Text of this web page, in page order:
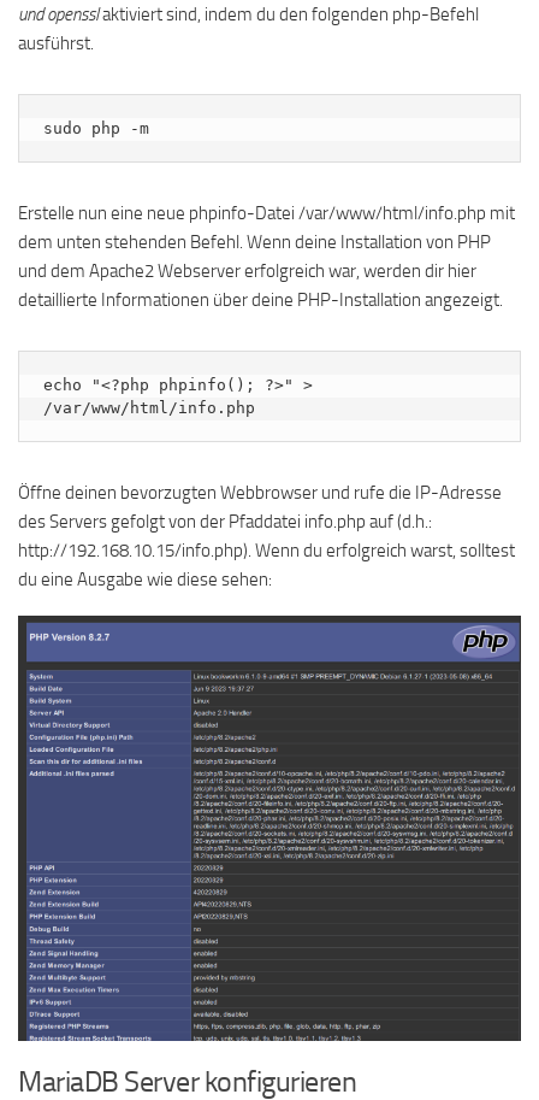
und opensslaktiviert sind, indem du den folgenden php-Befehl
ausführst.
sudo php -m
Erstelle nun eine neue phpinfo-Datei /var/www/html/info.php mit
dem unten stehenden Befehl. Wenn deine Installation von PHP
und dem Apache2 Webserver erfolgreich war, werden dir hier
detaillierte Informationen über deine PHP-Installation angezeigt.
echo "<?php phpinfo(); ?>" >
/var/www/html/info.php
Öffne deinen bevorzugten Webbrowser und rufe die IP-Adresse
des Servers gefolgt von der Pfaddatei info.php auf (d.h.:
http://192.168.10.15/info.php). Wenn du erfolgreich warst, solltest
du eine Ausgabe wie diese sehen:
MariaDB Server konfigurieren